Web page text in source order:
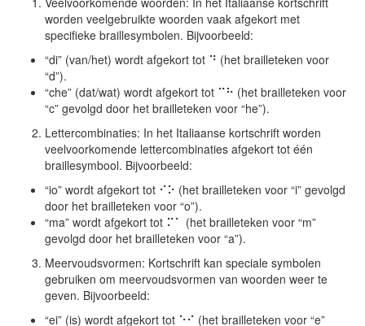
worden veelgebruikte woorden vaak afgekort met
specifieke braillesymbolen. Bijvoorbeeld:
“di” (van/het) wordt afgekort tot ⠙ (het brailleteken voor
“d”).
“che” (dat/wat) wordt afgekort tot ⠉⠓ (het brailleteken voor
“c” gevolgd door het brailleteken voor “he”).
Lettercombinaties: In het Italiaanse kortschrift worden
veelvoorkomende lettercombinaties afgekort tot één
braillesymbool. Bijvoorbeeld:
“io” wordt afgekort tot ⠊⠕ (het brailleteken voor “i” gevolgd
door het brailleteken voor “o”).
“ma” wordt afgekort tot ⠍⠁ (het brailleteken voor “m”
gevolgd door het brailleteken voor “a”).
Meervoudsvormen: Kortschrift kan speciale symbolen
gebruiken om meervoudsvormen van woorden weer te
geven. Bijvoorbeeld:
“ei” (is) wordt afgekort tot ⠑⠊ (het brailleteken voor “e”